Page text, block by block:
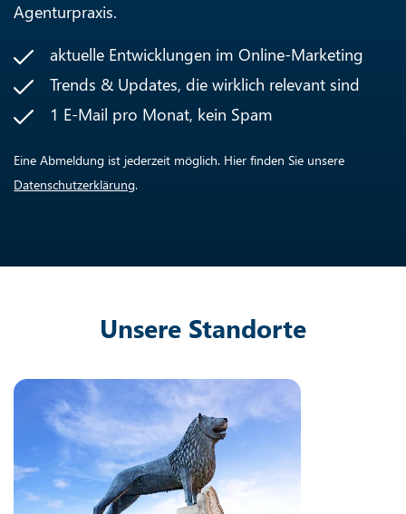
Agenturpraxis.
aktuelle Entwicklungen im Online-Marketing
Trends & Updates, die wirklich relevant sind
1 E-Mail pro Monat, kein Spam
Eine Abmeldung ist jederzeit möglich. Hier finden Sie unsere
Datenschutzerklärung.
Unsere Standorte